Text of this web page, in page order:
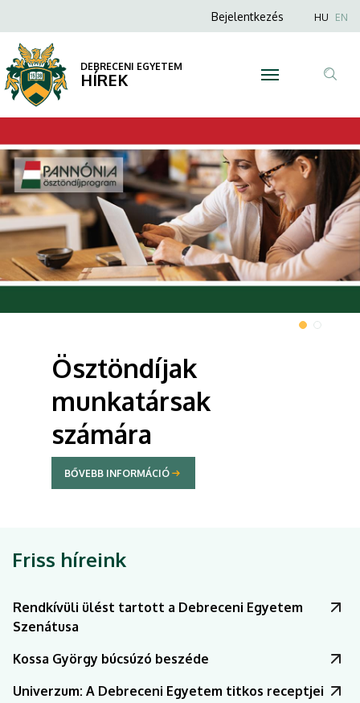
DEBRECENI
EGYETEM
Anonim
menüje
Bejelentkezés HU EN
DEBRECENI EGYETEM
HÍREK
Ösztöndíjak
munkatársak
számára
BŐVEBB INFORMÁCIÓ
Friss híreink
Rendkívüli ülést tartott a Debreceni Egyetem
Szenátusa
Kossa György búcsúzó beszéde
Univerzum: A Debreceni Egyetem titkos receptjei